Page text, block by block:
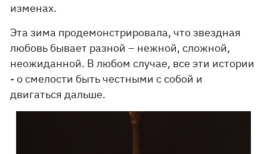
изменах.
Эта зима продемонстрировала, что звездная
любовь бывает разной – нежной, сложной,
неожиданной. В любом случае, все эти истории
- о смелости быть честными с собой и
двигаться дальше.